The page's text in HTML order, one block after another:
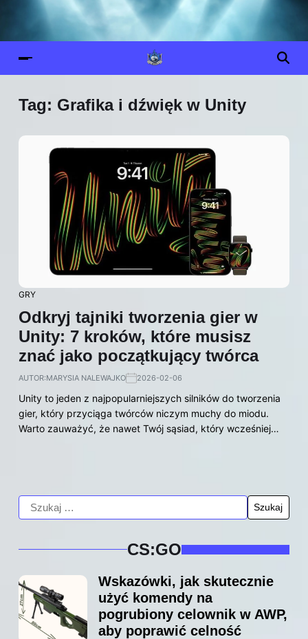
Tag: Grafika i dźwięk w Unity
GRY
Odkryj tajniki tworzenia gier w
Unity: 7 kroków, które musisz
znać jako początkujący twórca
AUTOR:MARYSIA NALEWAJKO 2026-02-06
Unity to jeden z najpopularniejszych silników do tworzenia
gier, który przyciąga twórców niczym muchy do miodu.
Warto zauważyć, że nawet Twój sąsiad, który wcześniej…
CS:GO
Wskazówki, jak skutecznie
użyć komendy na
pogrubiony celownik w AWP,
aby poprawić celność